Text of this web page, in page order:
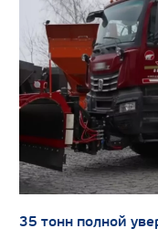
САМОСВАЛ
35 тонн полной